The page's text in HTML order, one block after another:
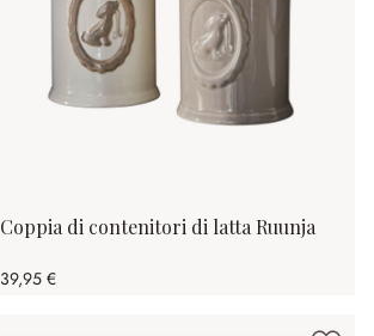
Coppia di contenitori di latta Ruunja
39,95 €